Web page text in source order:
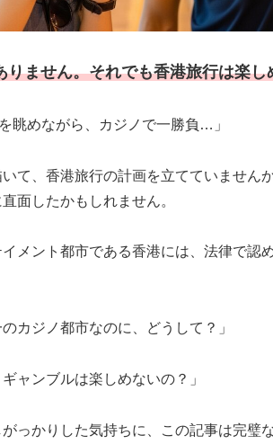
りません。それでも香港旅行は楽し
眺めながら、カジノで一勝負…」
て、香港旅行の計画を立てていません
面したかもしれません。
メント都市である香港には、法律で認
カジノ都市なのに、どうして？」
ャンブルは楽しめないの？」
っかりした気持ちに、この記事は完璧